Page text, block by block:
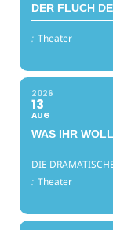
DER FLUCH
: Theater
2026
13
AUG
WAS IHR
DIE
: Theater